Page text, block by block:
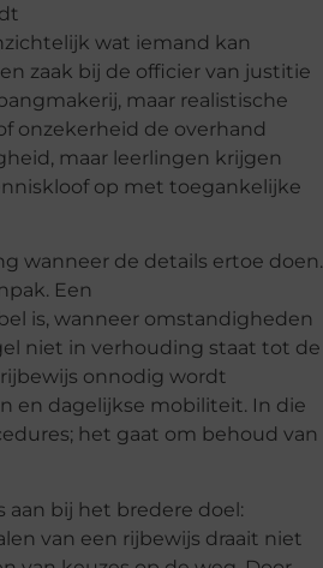
wat iemand kan
zaak bij de officier van justitie
maar realistische
onzekerheid de overhand
maar leerlingen krijgen
op met toegankelijke
wanneer de details ertoe doen.
Een
is, wanneer omstandigheden
niet in verhouding staat tot de
onnodig wordt
en dagelijkse mobiliteit. In die
het gaat om behoud van
aan bij het bredere doel:
van een rijbewijs draait niet